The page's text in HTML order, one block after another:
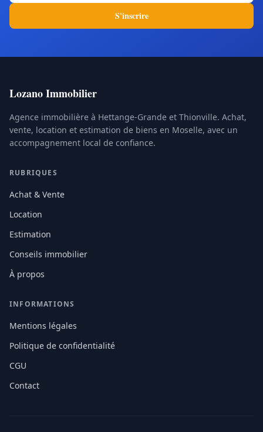
S'inscrire
Lozano Immobilier
Agence immobilière à Hettange-Grande et Thionville. Achat,
vente, location et estimation de biens en Moselle, avec un
accompagnement local de confiance.
RUBRIQUES
Achat & Vente
Location
Estimation
Conseils immobilier
À propos
INFORMATIONS
Mentions légales
Politique de confidentialité
CGU
Contact